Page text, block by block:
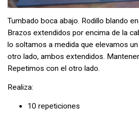
Tumbado boca abajo. Rodillo blando
Brazos extendidos por encima de la
lo soltamos a medida que elevamos
otro lado, ambos extendidos.
Repetimos con el otro lado.
Realiza:
10 repeticiones